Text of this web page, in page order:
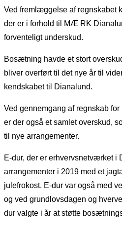
Ved fremlæggelse af regnskabet
der er i forhold til MÆ RK
forventeligt underskud.
Bosætning havde et stort
bliver overført til det nye år til
kendskabet til Dianalund.
Ved gennemgang af regnskab
er der også et samlet overskud,
til nye arrangementer.
E-dur, der er erhvervsnetværket i
arrangementer i 2019 med et
julefrokost. E-dur var også med
og ved grundlovsdagen og
dur valgte i år at støtte